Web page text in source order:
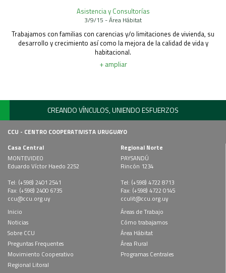
Asistencia y Consultorías
3/9/15 - Área Hábitat
Trabajamos con familias con carencias y/o limitaciones de vivienda, su
desarrollo y crecimiento así como la mejora de la calidad de vida y
habitacional.
+ ampliar
CREANDO VÍNCULOS, UNIENDO ESFUERZOS
CCU - CENTRO COOPERATIVISTA URUGUAYO
Casa Central
MONTEVIDEO
Eduardo Víctor Haedo 2252
Tel: (+598) 2401 2541
Fax: (+598) 2400 6735
ccu@ccu.org.uy
Regional Norte
PAYSANDÚ
Rincón 1234
Tel: (+598) 4722 8713
Fax: (+598) 4722 0145
cculit@ccu.org.uy
Inicio
Noticias
Sobre CCU
Preguntas Frequentes
Movimiento Cooperativo
Áreas de Trabajo
Cómo trabajamos
Área Hábitat
Área Rural
Programas Centrales
Regional Litoral